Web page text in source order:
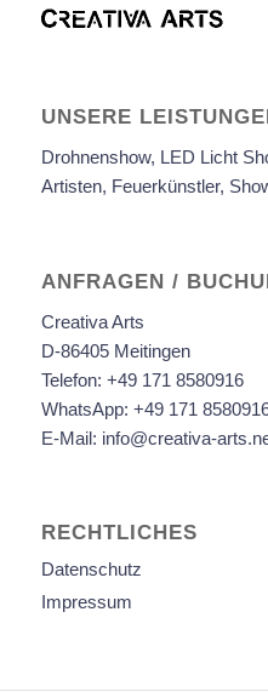
UNSERE
Drohnenshow, LED Licht
Artisten, Feuerkünstler,
ANFRAGEN /
Creativa Arts
D-86405 Meitingen
Telefon: +49 171 8580916
WhatsApp: +49 171
E-Mail: info@creativa-
RECHTLICHES
Datenschutz
Impressum